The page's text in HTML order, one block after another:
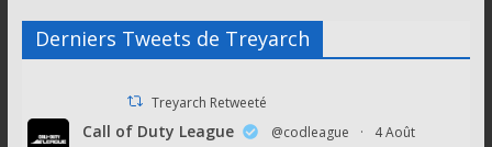
Derniers Tweets de Treyarch
Treyarch Retweeté
Call of Duty League @codleague · 4 Août